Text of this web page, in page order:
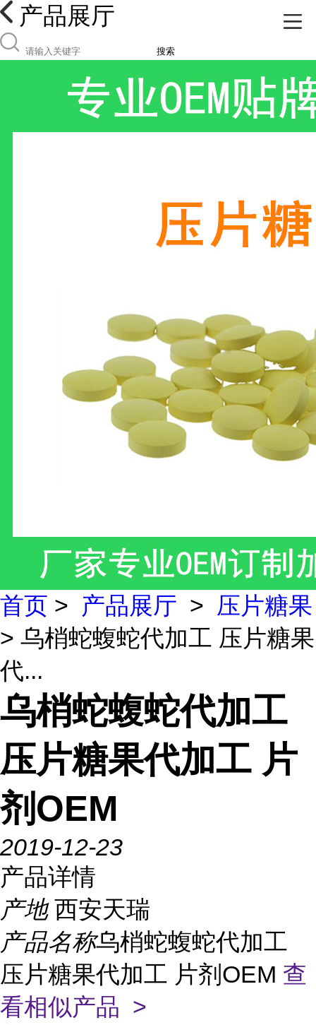
产品展厅
搜索
首页 > 产品展厅 > 压片糖果
> 乌梢蛇蝮蛇代加工 压片糖果
代...
乌梢蛇蝮蛇代加工
压片糖果代加工 片
剂OEM
2019-12-23
产品详情
产地 西安天瑞
产品名称乌梢蛇蝮蛇代加工
压片糖果代加工 片剂OEM 查
看相似产品 >